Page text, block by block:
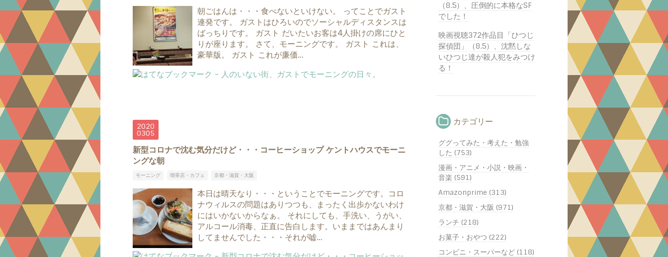
朝ごはんは・・・食べないといけない。 ってことでガスト
連発です。 ガストはひろいのでソーシャルディスタンスは
ばっちりです。 ガスト だいたいお客は4人掛けの席にひと
りが座ります。 さて、モーニングです。 ガスト これは、
豪華版。 ガスト これが廉価…
2020
0305
新型コロナで沈む気分だけど・・・コーヒーショップ ケントハウスでモーニ
ングな朝
モーニング 喫茶店・カフェ 京都・滋賀・大阪
本日は晴天なり・・・ということでモーニングです。コロ
ナウィルスの問題はありつつも、まったく出歩かないわけ
にはいかないからなぁ。 それにしても、手洗い、うがい、
アルコール消毒、正直に告白します。いままではあんまり
してませんでした・・・それが嘘…
（8.5）、圧倒的に本格なSF
でした！
映画視聴372作品目「ひつじ
探偵団」（8.5）、沈黙しな
いひつじ達が殺人犯をみつけ
る！
カテゴリー
ググってみた・考えた・勉強
した (753)
漫画・アニメ・小説・映画・
音楽 (591)
Amazonprime (313)
京都・滋賀・大阪 (971)
ランチ (218)
お菓子・おやつ (222)
コンビニ・スーパーなど (118)